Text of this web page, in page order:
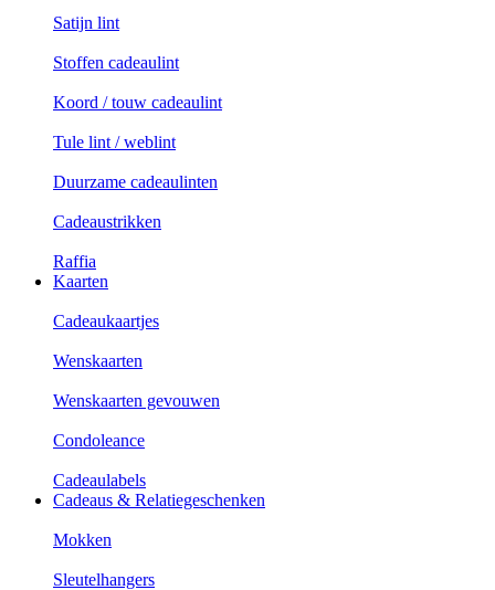
Satijn lint
Stoffen cadeaulint
Koord / touw cadeaulint
Tule lint / weblint
Duurzame cadeaulinten
Cadeaustrikken
Raffia
Kaarten
Cadeaukaartjes
Wenskaarten
Wenskaarten gevouwen
Condoleance
Cadeaulabels
Cadeaus & Relatiegeschenken
Mokken
Sleutelhangers